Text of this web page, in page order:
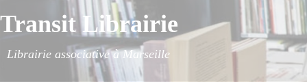
Transit Librairie
Librairie associative à Marseille